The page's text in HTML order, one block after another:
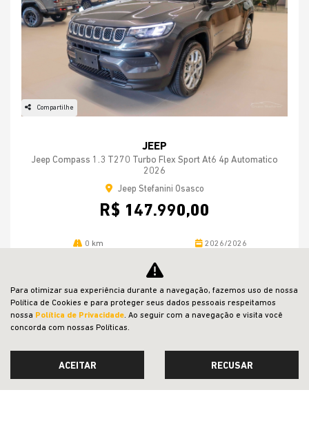
Compartilhe
JEEP
Jeep Compass 1.3 T270 Turbo Flex Sport At6 4p Automatico
2026
Jeep Stefanini Osasco
R$ 147.990,00
0 km 2026/2026
MAIS INFORMAÇÕES
‹ 1 2 ›
Para otimizar sua experiência durante a navegação, fazemos uso de nossa
Política de Cookies e para proteger seus dados pessoais respeitamos
nossa Política de Privacidade. Ao seguir com a navegação e visita você
concorda com nossas Políticas.
ACEITAR RECUSAR